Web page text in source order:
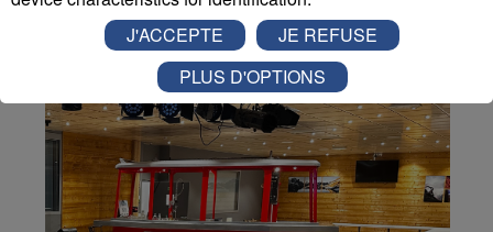
J'ACCEPTE
JE REFUSE
PLUS D'OPTIONS